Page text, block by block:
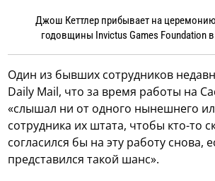
Джош Кеттлер прибывает на церемонию
годовщины Invictus Games Foundation
Один из бывших сотрудников
Daily Mail, что за время работы на
«слышал ни от одного нынешнего
сотрудника их штата, чтобы кто-то
согласился бы на эту работу снова,
представился такой шанс».